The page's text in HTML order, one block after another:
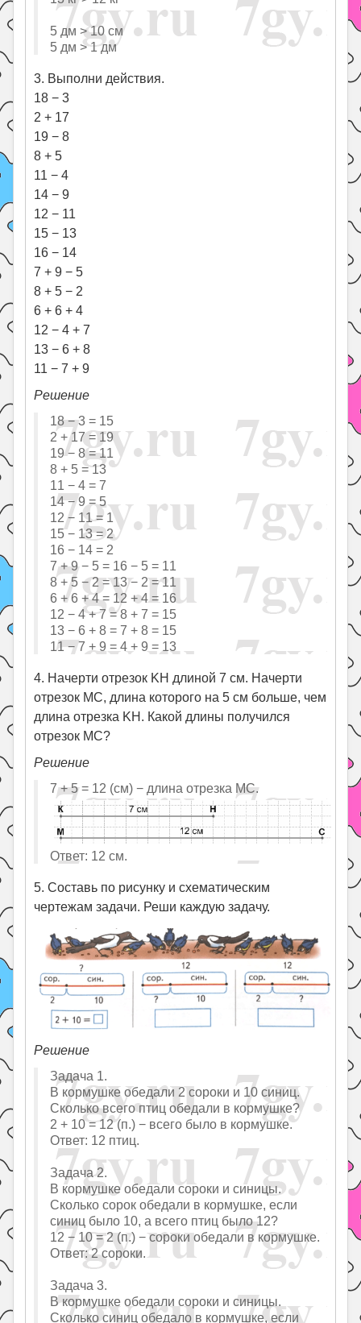
5 дм > 10 см
5 дм > 1 дм
3. Выполни действия.
18 − 3
2 + 17
19 − 8
8 + 5
11 − 4
14 − 9
12 − 11
15 − 13
16 − 14
7 + 9 − 5
8 + 5 − 2
6 + 6 + 4
12 − 4 + 7
13 − 6 + 8
11 − 7 + 9
Решение
18 − 3 = 15
2 + 17 = 19
19 − 8 = 11
8 + 5 = 13
11 − 4 = 7
14 − 9 = 5
12 − 11 = 1
15 − 13 = 2
16 − 14 = 2
7 + 9 − 5 = 16 − 5 = 11
8 + 5 − 2 = 13 − 2 = 11
6 + 6 + 4 = 12 + 4 = 16
12 − 4 + 7 = 8 + 7 = 15
13 − 6 + 8 = 7 + 8 = 15
11 − 7 + 9 = 4 + 9 = 13
4. Начерти отрезок KH длиной 7 см. Начерти
отрезок MC, длина которого на 5 см больше, чем
длина отрезка KH. Какой длины получился
отрезок MC?
Решение
7 + 5 = 12 (см) − длина отрезка МС.
Ответ: 12 см.
5. Составь по рисунку и схематическим
чертежам задачи. Реши каждую задачу.
Решение
Задача 1.
В кормушке обедали 2 сороки и 10 синиц.
Сколько всего птиц обедали в кормушке?
2 + 10 = 12 (п.) − всего было в кормушке.
Ответ: 12 птиц.
Задача 2.
В кормушке обедали сороки и синицы.
Сколько сорок обедали в кормушке, если
синиц было 10, а всего птиц было 12?
12 − 10 = 2 (п.) − сороки обедали в кормушке.
Ответ: 2 сороки.
Задача 3.
В кормушке обедали сороки и синицы.
Сколько синиц обедало в кормушке, если